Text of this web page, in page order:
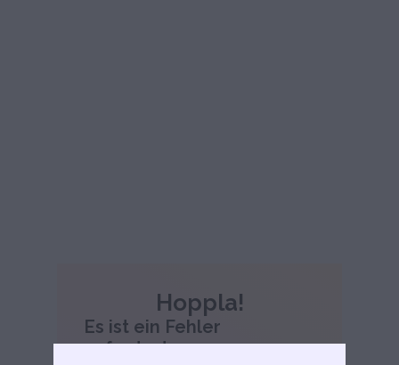
Hoppla!
Es ist ein Fehler
aufgetreten.